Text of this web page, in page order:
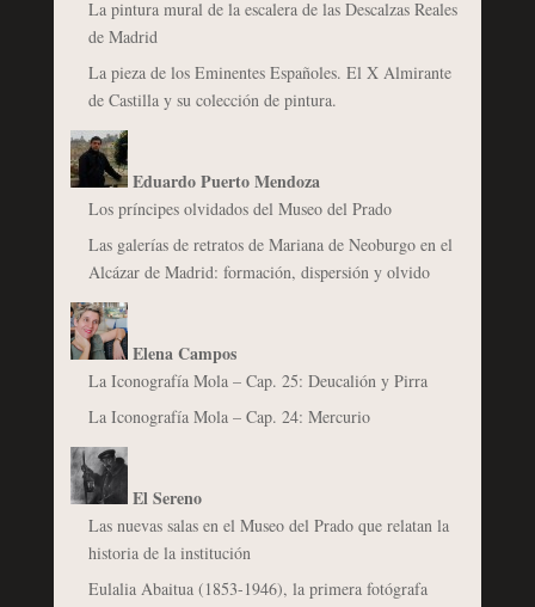
La pintura mural de la escalera de las Descalzas Reales
de Madrid
La pieza de los Eminentes Españoles. El X Almirante
de Castilla y su colección de pintura.
Eduardo Puerto Mendoza
Los príncipes olvidados del Museo del Prado
Las galerías de retratos de Mariana de Neoburgo en el
Alcázar de Madrid: formación, dispersión y olvido
Elena Campos
La Iconografía Mola – Cap. 25: Deucalión y Pirra
La Iconografía Mola – Cap. 24: Mercurio
El Sereno
Las nuevas salas en el Museo del Prado que relatan la
historia de la institución
Eulalia Abaitua (1853-1946), la primera fotógrafa